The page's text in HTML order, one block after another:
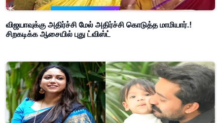
விஜயாவுக்கு அதிர்ச்சி மேல் அதிர்ச்சி கொடுத்த மாமியார்.!
சிறகடிக்க ஆசையில் புது ட்விஸ்ட்